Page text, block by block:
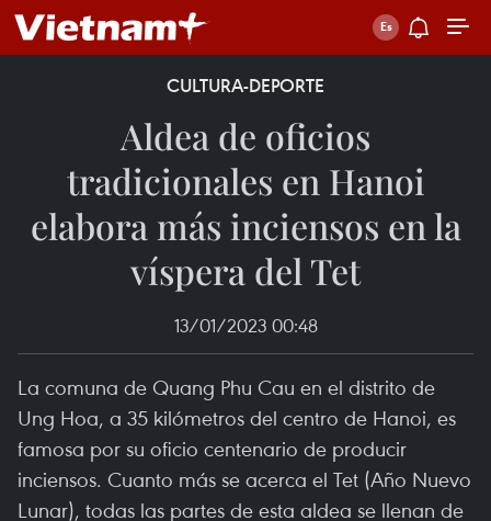
CULTURA-DEPORTE
Aldea de oficios
tradicionales en Hanoi
elabora más inciensos en la
víspera del Tet
13/01/2023 00:48
La comuna de Quang Phu Cau en el distrito de
Ung Hoa, a 35 kilómetros del centro de Hanoi, es
famosa por su oficio centenario de producir
inciensos. Cuanto más se acerca el Tet (Año Nuevo
Lunar), todas las partes de esta aldea se llenan de